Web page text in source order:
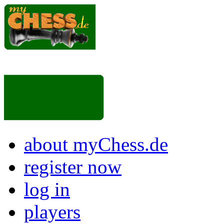
about myChess.de
register now
log in
players